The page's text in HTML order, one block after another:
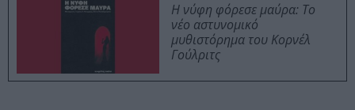
Η νύφη φόρεσε μαύρα: Το
νέο αστυνομικό
μυθιστόρημα του Κορνέλ
Γούλριτς